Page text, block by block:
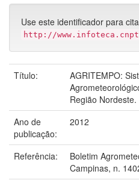
Use este identificador para
http://
Título:
AGRITEMPO:
Região Nordeste.
Ano de
publicação:
2012
Referência:
Boletim
Campinas, n.